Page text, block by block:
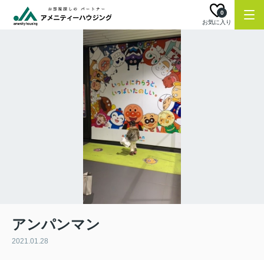
お気に入り
0
アンパンマン
2021.01.28